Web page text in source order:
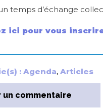
temps d’échange
ici pour vous
: Agenda, Articles
un commentaire